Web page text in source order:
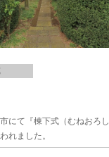
にて『棟下式（むねおろし
れました。